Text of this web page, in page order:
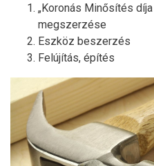
„Koronás Minősítés
megszerzése
Eszköz beszerzés
Felújítás, építés